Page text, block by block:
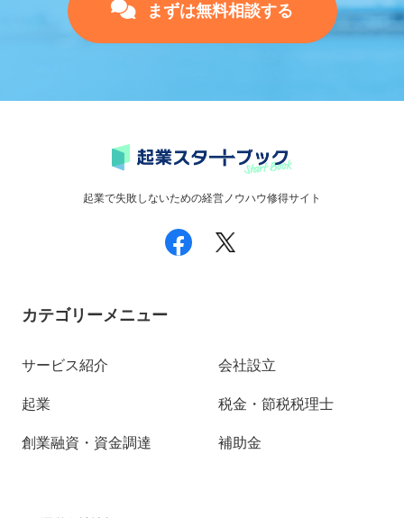
まずは無料相談する
起業で失敗しないための経営ノウハウ修得サイト
カテゴリーメニュー
サービス紹介
起業
創業融資・資金調達
会社設立
税金・節税税理士
補助金